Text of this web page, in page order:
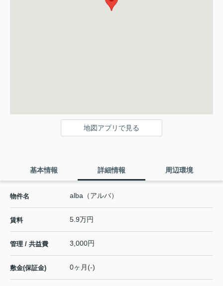
地図アプリで見る
基本情報 詳細情報 周辺環境
物件名 alba（アルバ）
賃料 5.9万円
管理 / 共益費 3,000円
敷金(保証金) 0ヶ月(-)